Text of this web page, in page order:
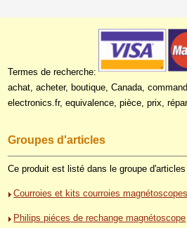
Termes de recherche:
achat, acheter, boutique, Canada,
electronics.fr, equivalence, pièce, prix,
Groupes d'articles
Ce produit est listé dans le groupe
Courroies et kits courroies magnétoscopes
Philips piéces de rechange magnétoscope